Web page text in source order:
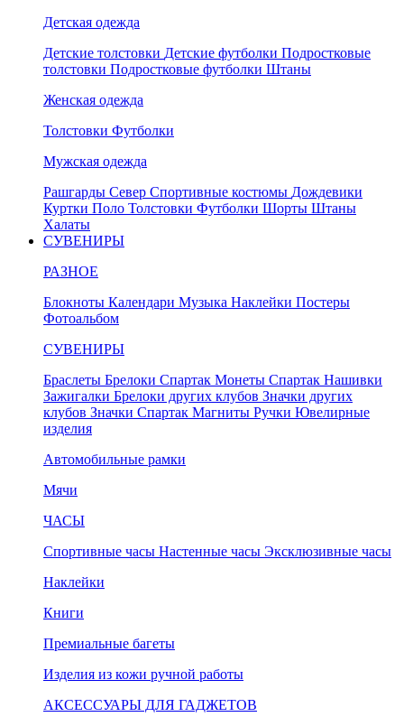
Детская одежда
Детские толстовки Детские футболки Подростковые
толстовки Подростковые футболки Штаны
Женская одежда
Толстовки Футболки
Мужская одежда
Рашгарды Север Спортивные костюмы Дождевики
Куртки Поло Толстовки Футболки Шорты Штаны
Халаты
СУВЕНИРЫ
РАЗНОЕ
Блокноты Календари Музыка Наклейки Постеры
Фотоальбом
СУВЕНИРЫ
Браслеты Брелоки Спартак Монеты Спартак Нашивки
Зажигалки Брелоки других клубов Значки других
клубов Значки Спартак Магниты Ручки Ювелирные
изделия
Автомобильные рамки
Мячи
ЧАСЫ
Спортивные часы Настенные часы Эксклюзивные часы
Наклейки
Книги
Премиальные багеты
Изделия из кожи ручной работы
АКСЕССУАРЫ ДЛЯ ГАДЖЕТОВ